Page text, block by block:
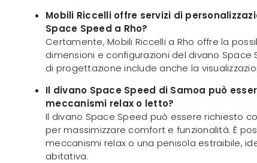
Mobili Riccelli offre servizi di
Space Speed a Rho?
Certamente, Mobili Riccelli a Rho offre la
dimensioni e configurazioni del divano Space
di progettazione include anche la
Il divano Space Speed di Samoa può
meccanismi relax o letto?
Il divano Space Speed può essere richiesto
per massimizzare comfort e funzionalità. È
meccanismi relax o una penisola estraibile,
abitativa.